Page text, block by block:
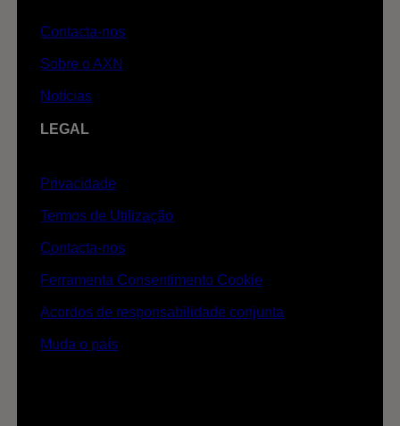
Contacta-nos
Sobre o AXN
Notícias
LEGAL
Privacidade
Termos de Utilização
Contacta-nos
Ferramenta Consentimento Cookie
Acordos de responsabilidade conjunta
Muda o país